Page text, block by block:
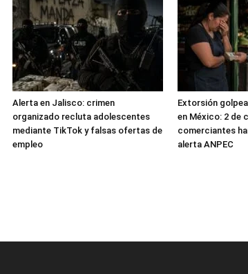
Alerta en Jalisco: crimen
organizado recluta adolescentes
mediante TikTok y falsas ofertas de
empleo
Extorsión
en México: 2 de
comerciantes
alerta ANPEC